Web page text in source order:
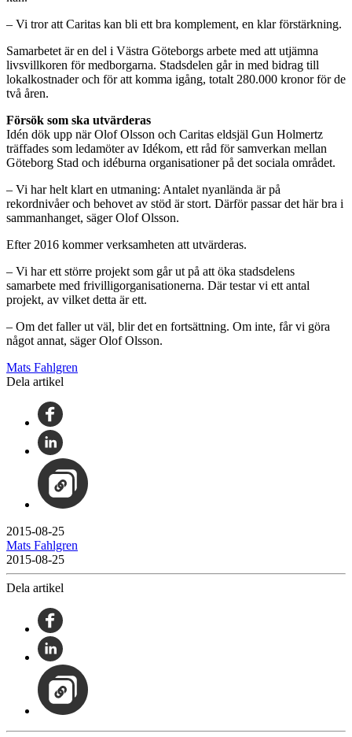
– Vi tror att Caritas kan bli ett bra komplement, en klar förstärkning.
Samarbetet är en del i Västra Göteborgs arbete med att utjämna
livsvillkoren för medborgarna. Stadsdelen går in med bidrag till
lokalkostnader och för att komma igång, totalt 280.000 kronor för de
två åren.
Försök som ska utvärderas
Idén dök upp när Olof Olsson och Caritas eldsjäl Gun Holmertz
träffades som ledamöter av Idékom, ett råd för samverkan mellan
Göteborg Stad och idéburna organisationer på det sociala området.
– Vi har helt klart en utmaning: Antalet nyanlända är på
rekordnivåer och behovet av stöd är stort. Därför passar det här bra i
sammanhanget, säger Olof Olsson.
Efter 2016 kommer verksamheten att utvärderas.
– Vi har ett större projekt som går ut på att öka stadsdelens
samarbete med frivilligorganisationerna. Där testar vi ett antal
projekt, av vilket detta är ett.
– Om det faller ut väl, blir det en fortsättning. Om inte, får vi göra
något annat, säger Olof Olsson.
Mats Fahlgren
Dela artikel
2015-08-25
Mats Fahlgren
2015-08-25
Dela artikel